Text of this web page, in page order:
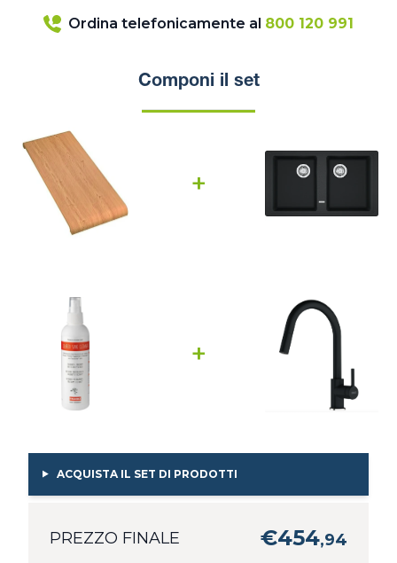
Ordina telefonicamente al 800 120 991
Componi il set
+
+
ACQUISTA IL SET DI PRODOTTI
PREZZO FINALE €454,94